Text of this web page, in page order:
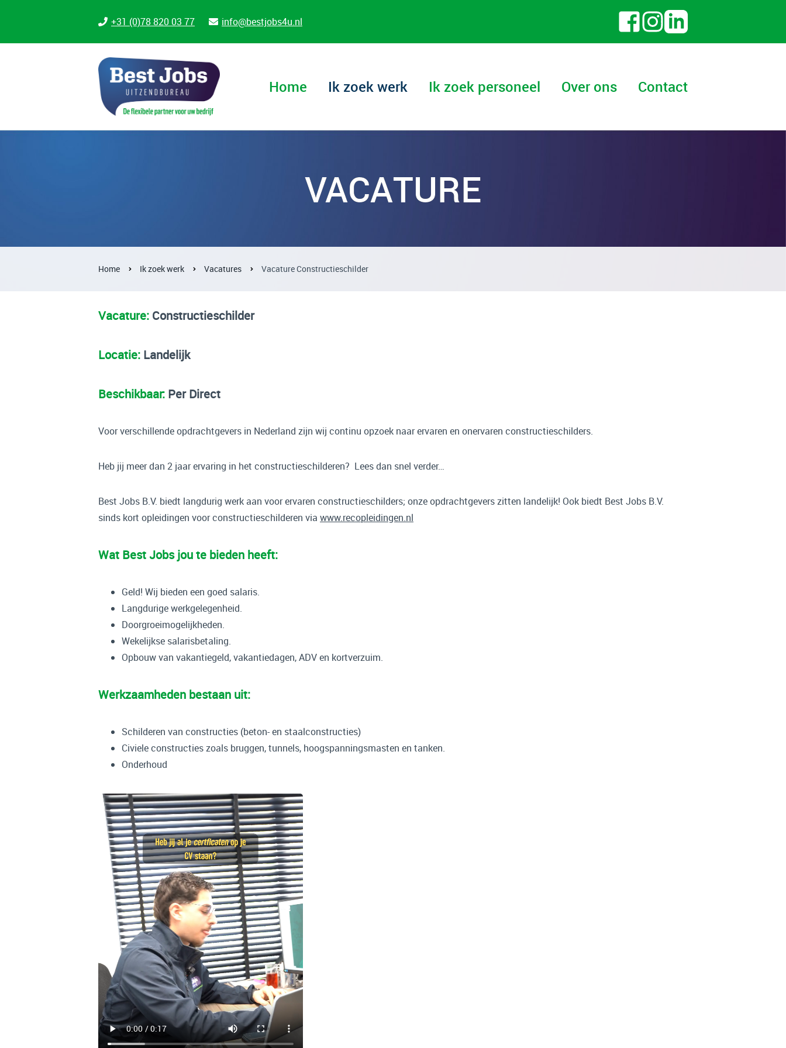
+31 (0)78 820 03 77 info@bestjobs4u.nl
Home Ik zoek werk Ik zoek personeel Over ons Contact
VACATURE
Home Ik zoek werk Vacatures Vacature Constructieschilder
Vacature: Constructieschilder
Locatie: Landelijk
Beschikbaar: Per Direct
Voor verschillende opdrachtgevers in Nederland zijn wij continu opzoek naar ervaren en onervaren constructieschilders.
Heb jij meer dan 2 jaar ervaring in het constructieschilderen? Lees dan snel verder…
Best Jobs B.V. biedt langdurig werk aan voor ervaren constructieschilders; onze opdrachtgevers zitten landelijk! Ook biedt Best Jobs B.V.
sinds kort opleidingen voor constructieschilderen via www.recopleidingen.nl
Wat Best Jobs jou te bieden heeft:
Geld! Wij bieden een goed salaris.
Langdurige werkgelegenheid.
Doorgroeimogelijkheden.
Wekelijkse salarisbetaling.
Opbouw van vakantiegeld, vakantiedagen, ADV en kortverzuim.
Werkzaamheden bestaan uit:
Schilderen van constructies (beton- en staalconstructies)
Civiele constructies zoals bruggen, tunnels, hoogspanningsmasten en tanken.
Onderhoud